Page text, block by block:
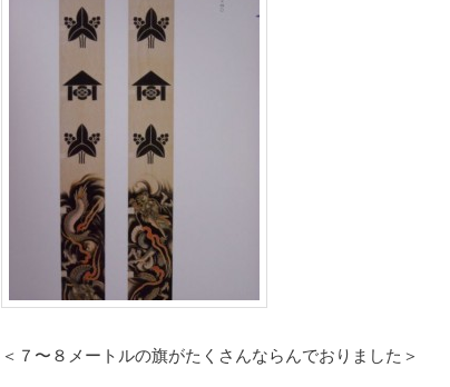
＜７〜８メートルの旗がたくさんならんでおりました＞